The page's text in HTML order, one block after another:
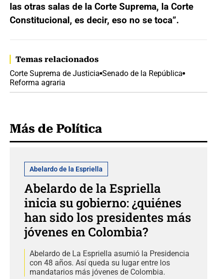
las otras salas de la Corte Suprema, la Corte
Constitucional, es decir, eso no se toca”.
Temas relacionados
Corte Suprema de Justicia Senado de la República
Reforma agraria
Más de Política
Abelardo de la Espriella
Abelardo de la Espriella
inicia su gobierno: ¿quiénes
han sido los presidentes más
jóvenes en Colombia?
Abelardo de La Espriella asumió la Presidencia
con 48 años. Así queda su lugar entre los
mandatarios más jóvenes de Colombia.